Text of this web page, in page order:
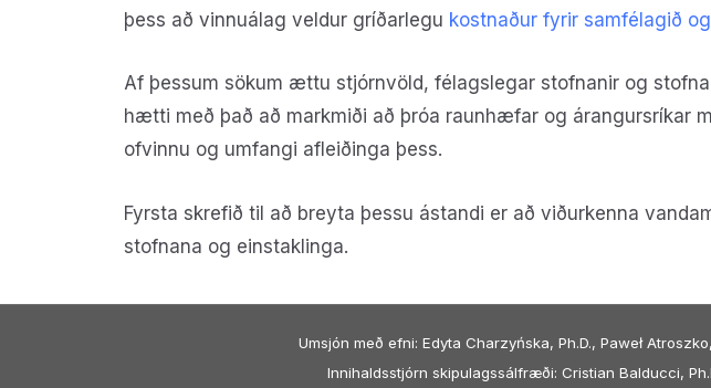
þess að vinnuálag veldur gríðarlegu kostnaður fyrir samfélagið
Af þessum sökum ættu stjórnvöld, félagslegar stofnanir og
hætti með það að markmiði að þróa raunhæfar og árangursríkar
ofvinnu og umfangi afleiðinga þess.
Fyrsta skrefið til að breyta þessu ástandi er að viðurkenna
stofnana og einstaklinga.
Umsjón með efni: Edyta Charzyńska, Ph.D., Paweł
Innihaldsstjórn skipulagssálfræði: Cristian Balducci,